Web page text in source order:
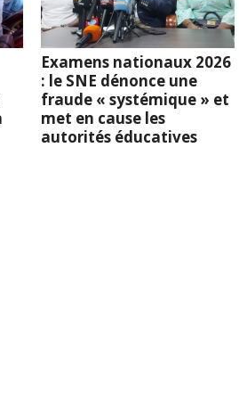
Examens nationaux 2026
: le SNE dénonce une
fraude « systémique » et
met en cause les
autorités éducatives